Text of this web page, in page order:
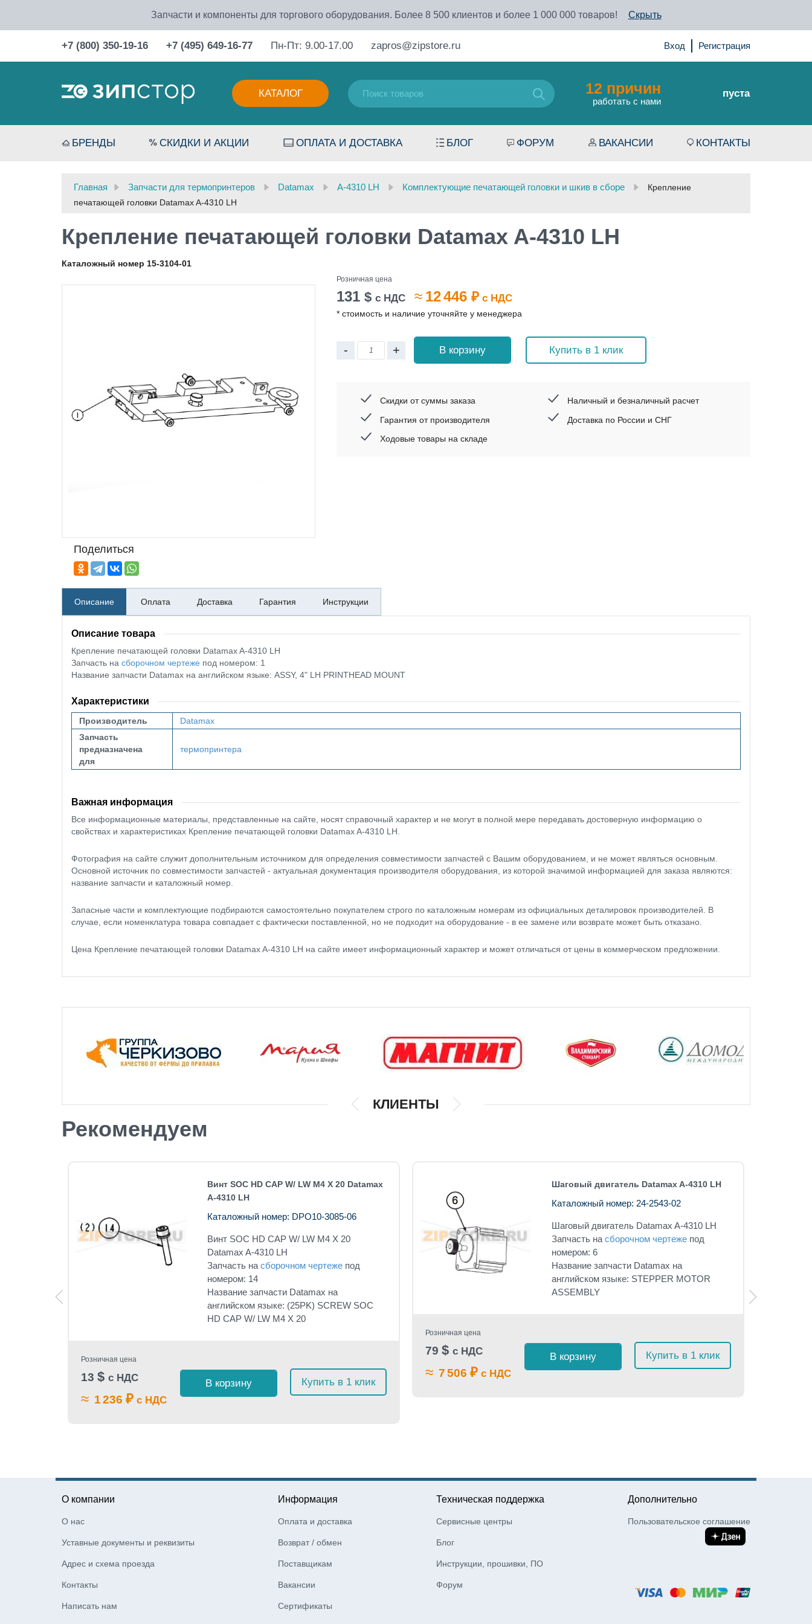
Запчасти и компоненты для торгового оборудования. Более 8 500 клиентов и более 1 000 000 товаров! Скрыть
+7 (800) 350-19-16 +7 (495) 649-16-77 Пн-Пт: 9.00-17.00 zapros@zipstore.ru Вход Регистрация
КАТАЛОГ 12 причин
работать с нами
пуста
БРЕНДЫ СКИДКИ И АКЦИИ ОПЛАТА И ДОСТАВКА БЛОГ ФОРУМ ВАКАНСИИ КОНТАКТЫ
Главная Запчасти для термопринтеров Datamax A-4310 LH Комплектующие печатающей головки и шкив в сборе
Крепление
печатающей головки Datamax A-4310 LH
Крепление печатающей головки Datamax A-4310 LH
Каталожный номер 15-3104-01
Поделиться
Розничная цена
131 $ с НДС ≈ 12 446 ₽ с НДС
* стоимость и наличие уточняйте у менеджера
- + В корзину Купить в 1 клик
Скидки от суммы заказа
Гарантия от производителя
Ходовые товары на складе
Наличный и безналичный расчет
Доставка по России и СНГ
Описание Оплата Доставка Гарантия Инструкции
Описание товара
Крепление печатающей головки Datamax A-4310 LH
Запчасть на сборочном чертеже под номером: 1
Название запчасти Datamax на английском языке: ASSY, 4" LH PRINTHEAD MOUNT
Характеристики
Производитель
Datamax
Запчасть
предназначена
для
термопринтера
Важная информация
Все информационные материалы, представленные на сайте, носят справочный характер и не могут в полной мере передавать достоверную информацию о
свойствах и характеристиках Крепление печатающей головки Datamax A-4310 LH.
Фотография на сайте служит дополнительным источником для определения совместимости запчастей с Вашим оборудованием, и не может являться основным.
Основной источник по совместимости запчастей - актуальная документация производителя оборудования, из которой значимой информацией для заказа являются:
название запчасти и каталожный номер.
Запасные части и комплектующие подбираются самостоятельно покупателем строго по каталожным номерам из официальных деталировок производителей. В
случае, если номенклатура товара совпадает с фактически поставленной, но не подходит на оборудование - в ее замене или возврате может быть отказано.
Цена Крепление печатающей головки Datamax A-4310 LH на сайте имеет информационный характер и может отличаться от цены в коммерческом предложении.
КЛИЕНТЫ
Рекомендуем
Винт SOC HD CAP W/ LW M4 X 20 Datamax
A-4310 LH
Каталожный номер: DPO10-3085-06
Винт SOC HD CAP W/ LW M4 X 20
Datamax A-4310 LH
Запчасть на сборочном чертежепод
номером: 14
Название запчасти Datamax на
английском языке: (25PK) SCREW SOC
HD CAP W/ LW M4 X 20
Розничная цена
13 $ с НДС
≈ 1 236 ₽ с НДС
В корзину Купить в 1 клик
Шаговый двигатель Datamax A-4310 LH
Каталожный номер: 24-2543-02
Шаговый двигатель Datamax A-4310 LH
Запчасть на сборочном чертежепод
номером: 6
Название запчасти Datamax на
английском языке: STEPPER MOTOR
ASSEMBLY
Розничная цена
79 $ с НДС
≈ 7 506 ₽ с НДС
В корзину Купить в 1 клик
О компании
О нас
Уставные документы и реквизиты
Адрес и схема проезда
Контакты
Написать нам
Информация
Оплата и доставка
Возврат / обмен
Поставщикам
Вакансии
Сертификаты
Техническая поддержка
Сервисные центры
Блог
Инструкции, прошивки, ПО
Форум
Дополнительно
Пользовательское соглашение